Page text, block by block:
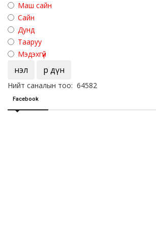
Маш сайн
Сайн
Дунд
Тааруу
Мэдэхгүй
Үнэл Үр дүн
Нийт саналын тоо: 64582
Facebook